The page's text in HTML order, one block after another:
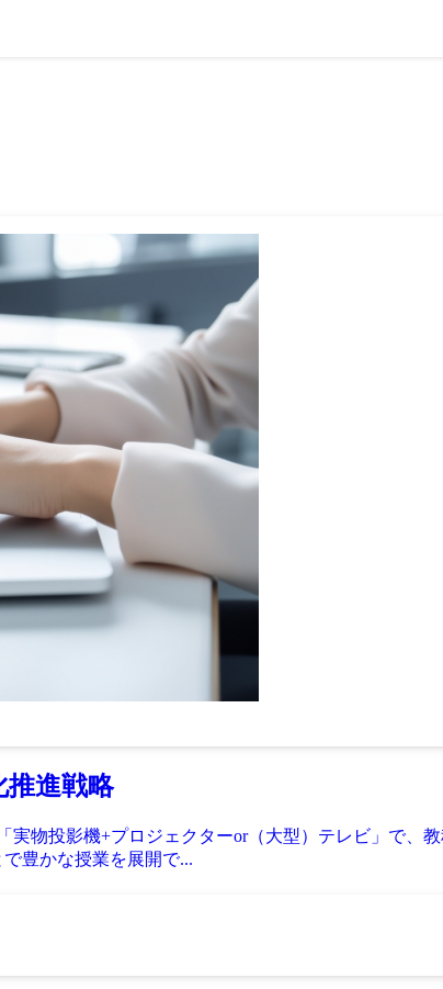
進戦略
物投影機+プロジェクターor（大型）テレビ」で、
豊かな授業を展開で...